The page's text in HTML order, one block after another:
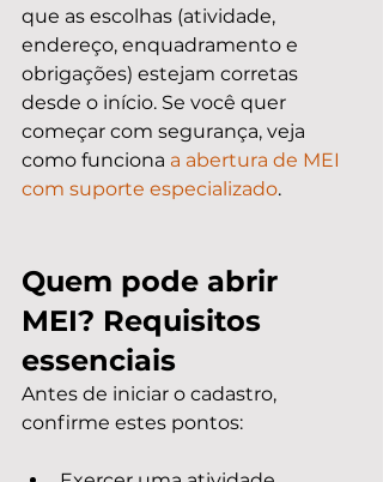
que as escolhas (atividade,
endereço, enquadramento e
obrigações) estejam corretas
desde o início. Se você quer
começar com segurança, veja
como funciona a abertura de MEI
com suporte especializado.
Quem pode abrir
MEI? Requisitos
essenciais
Antes de iniciar o cadastro,
confirme estes pontos: